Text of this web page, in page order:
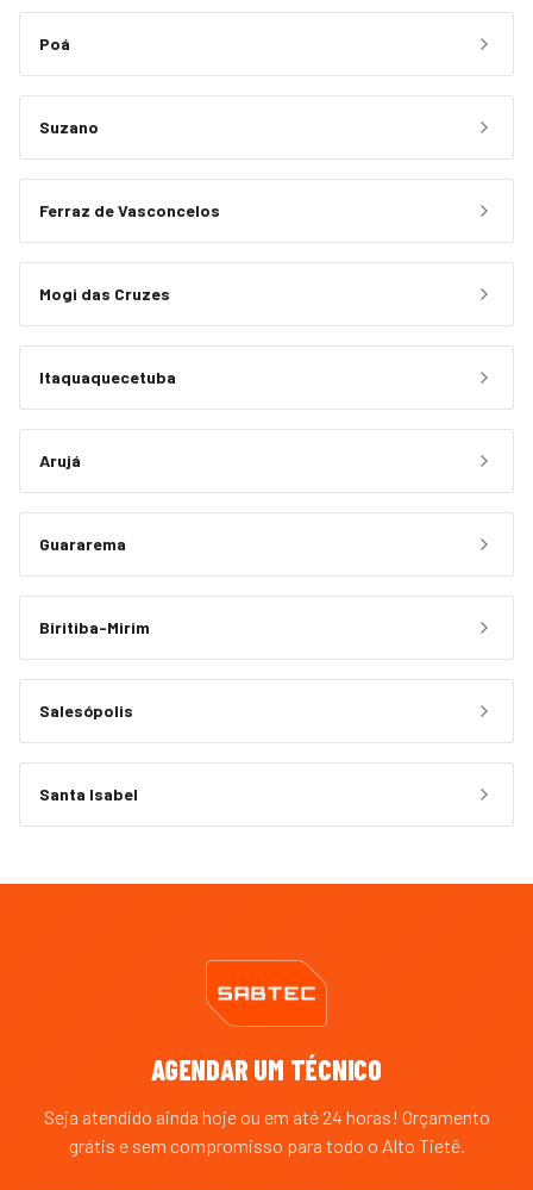
Poá
Suzano
Ferraz de Vasconcelos
Mogi das Cruzes
Itaquaquecetuba
Arujá
Guararema
Biritiba-Mirim
Salesópolis
Santa Isabel
AGENDAR UM TÉCNICO
Seja atendido ainda hoje ou em até 24 horas! Orçamento
grátis e sem compromisso para todo o Alto Tietê.